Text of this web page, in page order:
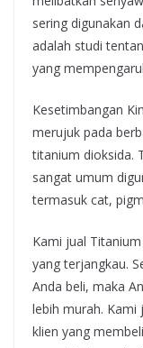
sering digunakan
adalah studi
yang
Kesetimbangan
merujuk pada
titanium dioksida.
sangat umum
termasuk cat,
Kami jual
yang terjangkau.
Anda beli, maka
lebih murah. Kami
klien yang